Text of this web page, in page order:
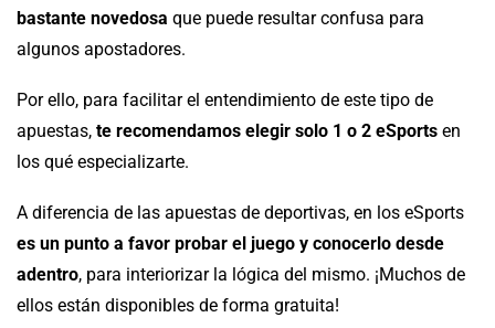
bastante novedosa que puede resultar confusa para
algunos apostadores.
Por ello, para facilitar el entendimiento de este tipo de
apuestas, te recomendamos elegir solo 1 o 2 eSports en
los qué especializarte.
A diferencia de las apuestas de deportivas, en los eSports
es un punto a favor probar el juego y conocerlo desde
adentro, para interiorizar la lógica del mismo. ¡Muchos de
ellos están disponibles de forma gratuita!